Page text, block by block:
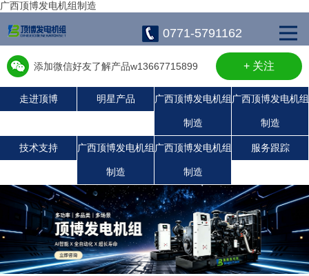
广西顶博发电机组制造
0771-5791162
添加微信好友了解产品w13667715899 + 关注
走进顶博 明星产品 广西顶博发电机组
制造
广西顶博发电机组
制造
技术支持 广西顶博发电机组
制造
广西顶博发电机组
制造
服务跟踪
广西顶博发电机组制造:静音发电机组
广西顶博发电机组制造:潍柴发电机组
珀金斯发电机组
沃尔沃发电机组
广西顶博发电机组制造:康明斯广西顶博发电机组制造
上柴发电机组
玉柴发电机组